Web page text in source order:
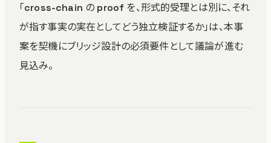
「cross-chain の proof を、形式的受理とは別に、それ
が指す事実の実在としてどう独立検証するか」は、本事
案を契機にブリッジ設計の必須要件として議論が進む
見込み。